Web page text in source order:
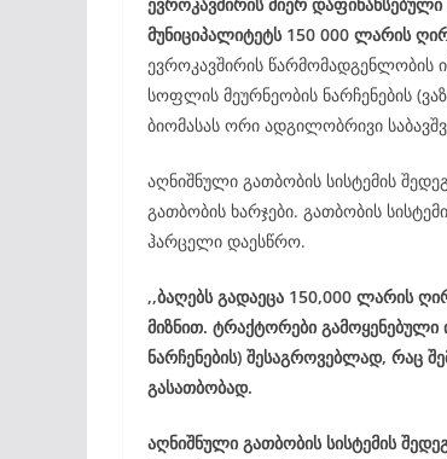
მუნიციპალიტეტს 150 000 ლარის
ევროკავშირის წარმომადგენლობის
სოფლის მეურნეობის ნარჩენების
ბიომასას ორი ადგილობრივი
აღნიშნული გათბობის სისტემის
გათბობის ხარჯები. გათბობის
ჰარცელი დაესწრო.
,,ბაღებს გადაეცა 150,000 ლარის
მიზნით. ტრაქტორები გამოყენებული
ნარჩენების) შესაგროვებლად, რაც
გასათბობად.
აღნიშნული გათბობის სისტემის